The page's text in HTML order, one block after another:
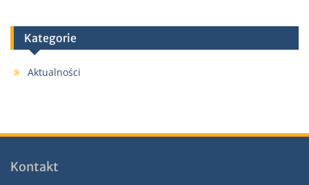
Kategorie
Aktualności
Kontakt